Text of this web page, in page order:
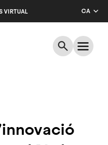
VIRTUAL
CA
ES